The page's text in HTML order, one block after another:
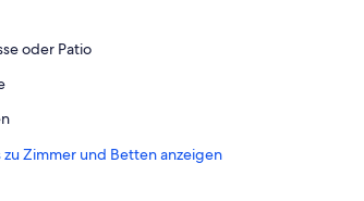
oder Patio
zu Zimmer und Betten anzeigen